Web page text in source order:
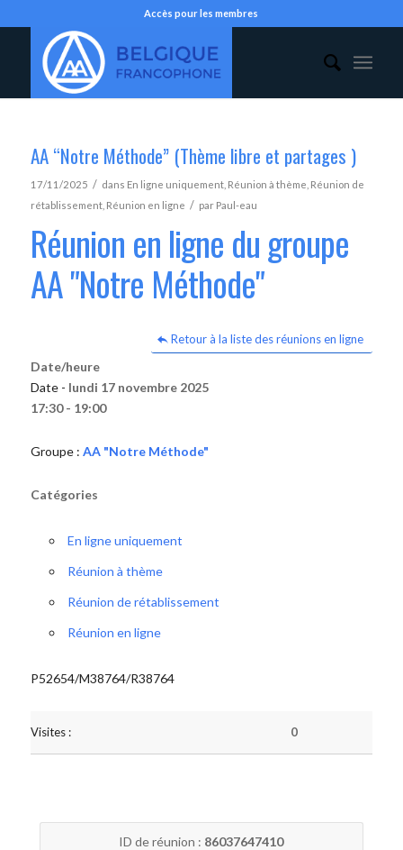
Accès pour les membres
AA “Notre Méthode” (Thème libre et partages )
17/11/2025 / dans En ligne uniquement, Réunion à thème Réunion de
rétablissement, Réunion en ligne / par Paul-eau
Réunion en ligne du groupe
AA "Notre Méthode"
Retour à la liste des réunions en ligne
Date/heure
Date - lundi 17 novembre 2025
17:30 - 19:00
Groupe : AA "Notre Méthode"
Catégories
En ligne uniquement
Réunion à thème
Réunion de rétablissement
Réunion en ligne
P52654/M38764/R38764
Visites : 0
ID de réunion : 86037647410